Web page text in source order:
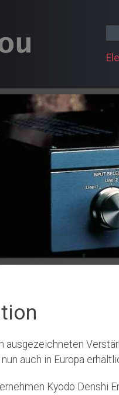
ausgezeichneten
auch in Europa
Kyodo Denshi